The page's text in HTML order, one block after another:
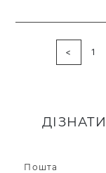
< 1
Пошта